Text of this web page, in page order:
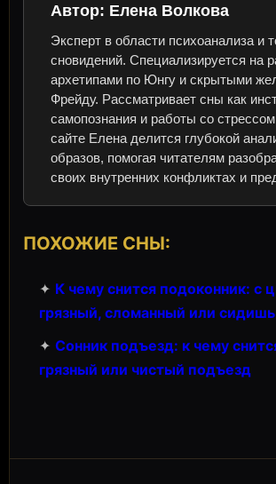
Автор: Елена Волкова
Эксперт в области психоанализа и
сновидений. Специализируется на
архетипами по Юнгу и скрытыми
Фрейду. Рассматривает сны как
самопознания и работы со
сайте Елена делится глубокой
образов, помогая читателям
своих внутренних конфликтах и
ПОХОЖИЕ СНЫ:
✦ К чему снится подоконник: с
грязный, сломанный или
✦ Сонник подъезд: к чему
грязный или чистый подъезд